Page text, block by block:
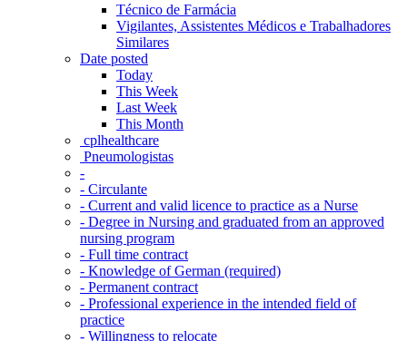
Técnico de Farmácia
Vigilantes, Assistentes Médicos e Trabalhadores
Similares
Date posted
Today
This Week
Last Week
This Month
‎ cplhealthcare‬
Pneumologistas
-
- Circulante
- Current and valid licence to practice as a Nurse
- Degree in Nursing and graduated from an approved
nursing program
- Full time contract
- Knowledge of German (required)
- Permanent contract
- Professional experience in the intended field of
practice
- Willingness to relocate